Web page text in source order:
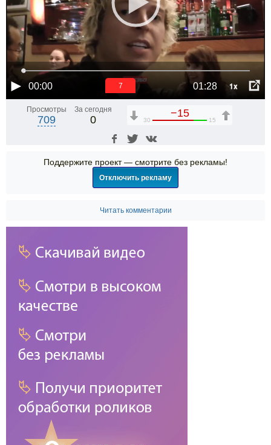
00:00 01:28 1x
6
Просмотры
709
За сегодня
0
−15
30 15
Поддержите проект — смотрите без рекламы!
Отключить рекламу
Читать комментарии